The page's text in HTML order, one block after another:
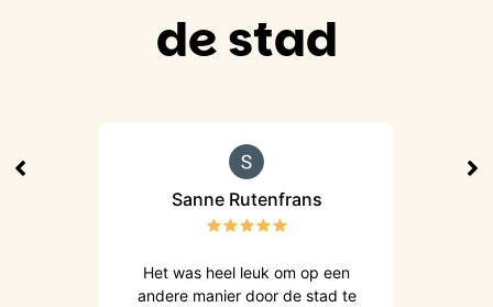
de stad
Sanne Rutenfrans
Het was heel leuk om op een
andere manier door de stad te